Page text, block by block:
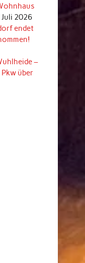
Juli 2026
endet
–
über